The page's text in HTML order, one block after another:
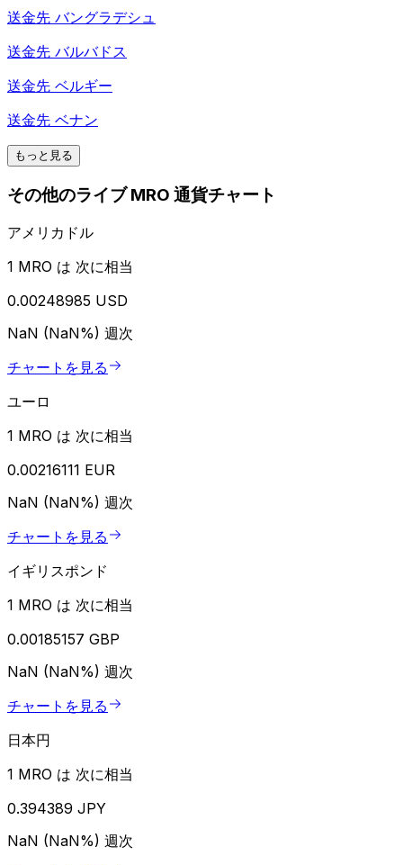
送金先 バングラデシュ
送金先 バルバドス
送金先 ベルギー
送金先 ベナン
もっと見る
その他のライブ MRO 通貨チャート
アメリカドル
1 MRO は 次に相当
0.00248985 USD
NaN (NaN%) 週次
チャートを見る
ユーロ
1 MRO は 次に相当
0.00216111 EUR
NaN (NaN%) 週次
チャートを見る
イギリスポンド
1 MRO は 次に相当
0.00185157 GBP
NaN (NaN%) 週次
チャートを見る
日本円
1 MRO は 次に相当
0.394389 JPY
NaN (NaN%) 週次